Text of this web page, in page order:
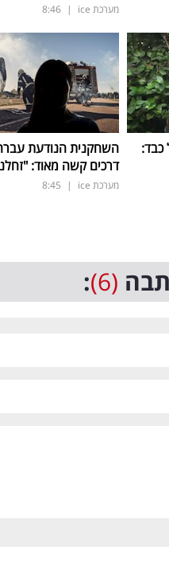
מערכת ice |
8:46
14 באבל כבד:
השחקנית הנודעת
דרכים קשה מאוד:
מערכת ice |
8:45
(6)
: